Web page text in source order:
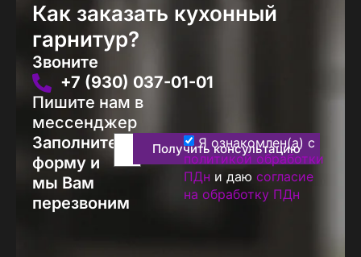
Как заказать кухонный
гарнитур?
Звоните
+7 (930) 037-01-01
Пишите нам в
мессенджер
Заполните
форму и
мы Вам
перезвоним
Получить консультацию
Я ознакомлен(а) с
политикой обработки
ПДн и даю согласие
на обработку ПДн